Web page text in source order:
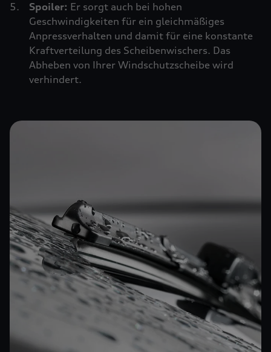
Spoiler: Er sorgt auch bei hohen
Geschwindigkeiten für ein gleichmäßiges
Anpressverhalten und damit für eine konstante
Kraftverteilung des Scheibenwischers. Das
Abheben von Ihrer Windschutzscheibe wird
verhindert.